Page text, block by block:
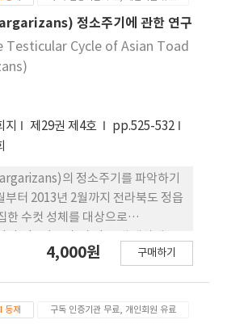
vitellogenic form, indicating
was suspended. The
in early-vitellogenic stage
and GSI start to increased,
oocytes in midvitellogenic
stages existed during
indicates that vitellogenesis
out actively during this
oocytes in mid-
and late-vitellogenic stage
was also completed
October and rapidly
정소주기에 관한 연구
Testicular Cycle of Asian Toad
지 제29권 제4호
pp.525-532
의 정소주기를 파악하기
부터 2013년 2월까지 전라북도 정읍
한 수컷 성체를 대상으로
사하였다. 세정관 내 정자형성은 4
. 2월부터는 정자배출 후 단계의 세
4,000원 구매하기
등재 구독 인증기관 무료, 개인회원 유료